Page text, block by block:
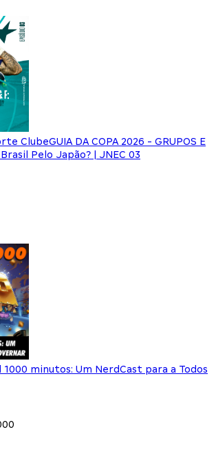
ClubeGUIA DA COPA 2026 - GRUPOS E
Pelo Japão? | JNEC 03
1000 minutos: Um NerdCast para a Todos